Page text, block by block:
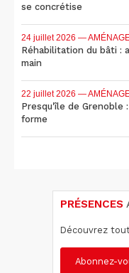
se concrétise
24 juillet 2026 —
Réhabilitation du bâti :
main
22 juillet 2026 —
Presqu'île de Grenoble
forme
PRÉSENCES
Découvrez
Abonnez-